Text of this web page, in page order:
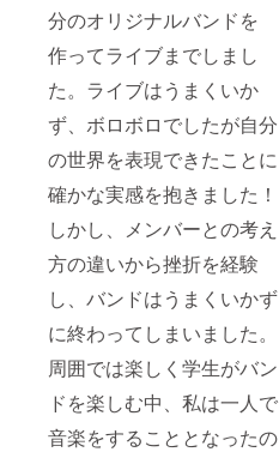
分のオリジナルバンドを
作ってライブまでしまし
た。ライブはうまくいか
ず、ボロボロでしたが自分
の世界を表現できたことに
確かな実感を抱きました！
しかし、メンバーとの考え
方の違いから挫折を経験
し、バンドはうまくいかず
に終わってしまいました。
周囲では楽しく学生がバン
ドを楽しむ中、私は一人で
音楽をすることとなったの